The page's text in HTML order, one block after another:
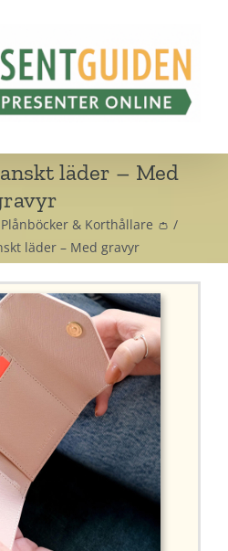
läder – Med
Plånböcker & Korthållare 👛
läder – Med gravyr